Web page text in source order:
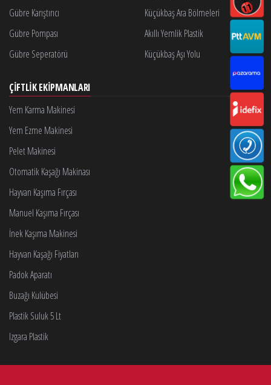
Gübre Karıştırıcı
Gübre Pompası
Gübre Seperatörü
Küçükbaş Ara Bölmeleri
Akıllı Yemlik Plastik
Küçükbaş Aşı Yolu
ÇIFTLIK EKIPMANLARI
Yem Karma Makinesi
Yem Ezme Makinesi
Pelet Makinesi
Otomatik Kaşağı Makinası
Hayvan Kaşıma Fırçası
Manuel Kaşıma Fırçası
İnek Kaşıma Makinesi
Hayvan Kaşağı Fiyatları
Padok Aparatı
Buzağı Kulübesi
Plastik Suluk 5 Lt
Izgara Plastik